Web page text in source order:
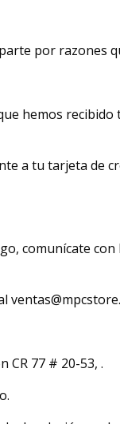
por razones
hemos
a tu tarjeta de
comunícate
CR 77 # 20-53, .